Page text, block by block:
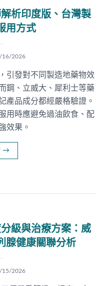
析印度版、台灣製
用方式
16/2026
引發對不同製造地藥物效
鋼、立威大、犀利士等藥
產品成分都經嚴格驗證。
用時應避免過油飲食、配
效果。
→
級與治療方案：威
腺健康關聯分析
15/2026